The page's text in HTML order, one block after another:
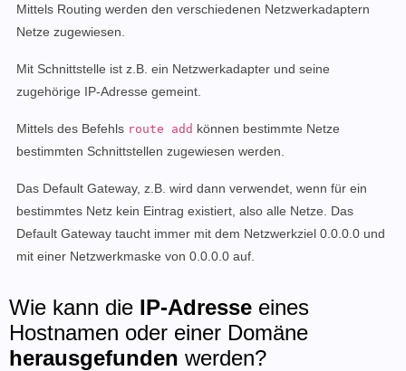
Mittels Routing werden den verschiedenen Netzwerkadaptern
Netze zugewiesen.
Mit Schnittstelle ist z.B. ein Netzwerkadapter und seine
zugehörige IP-Adresse gemeint.
Mittels des Befehls route add können bestimmte Netze
bestimmten Schnittstellen zugewiesen werden.
Das Default Gateway, z.B. wird dann verwendet, wenn für ein
bestimmtes Netz kein Eintrag existiert, also alle Netze. Das
Default Gateway taucht immer mit dem Netzwerkziel 0.0.0.0 und
mit einer Netzwerkmaske von 0.0.0.0 auf.
Wie kann die IP-Adresse eines
Hostnamen oder einer Domäne
herausgefunden werden?